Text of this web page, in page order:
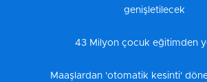
genişletilecek
43 Milyon çocuk eğitimden
Maaşlardan 'otomatik kesinti'